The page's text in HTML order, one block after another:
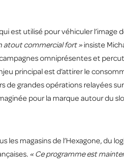
est utilisé pour véhiculer l’image
atout commercial fort » insiste
omniprésentes et
principal est d’attirer le
de grandes opérations relayées
pour la marque autour du
magasins de l’Hexagone, du
« Ce programme est